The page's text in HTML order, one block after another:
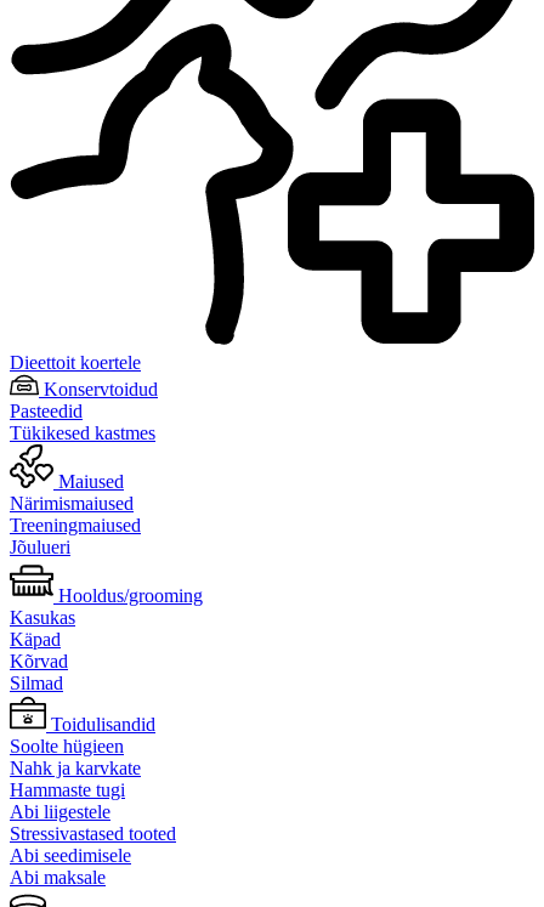
Dieettoit koertele
Konservtoidud
Pasteedid
Tükikesed kastmes
Maiused
Närimismaiused
Treeningmaiused
Jõulueri
Hooldus/grooming
Kasukas
Käpad
Kõrvad
Silmad
Toidulisandid
Soolte hügieen
Nahk ja karvkate
Hammaste tugi
Abi liigestele
Stressivastased tooted
Abi seedimisele
Abi maksale